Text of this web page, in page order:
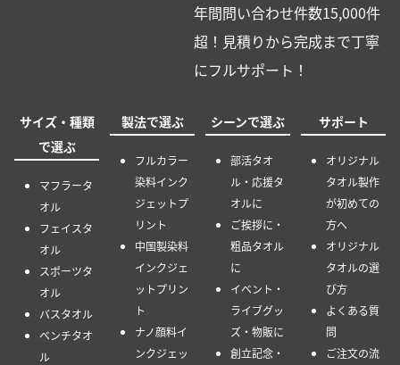
年間問い合わせ件数15,000件
超！見積りから完成まで丁寧
にフルサポート！
サイズ・種類
で選ぶ
マフラータ
オル
フェイスタ
オル
スポーツタ
オル
バスタオル
ベンチタオ
ル
製法で選ぶ
フルカラー
染料インク
ジェットプ
リント
中国製染料
インクジェ
ットプリン
ト
ナノ顔料イ
ンクジェッ
シーンで選ぶ
部活タオ
ル・応援タ
オルに
ご挨拶に・
粗品タオル
に
イベント・
ライブグッ
ズ・物販に
創立記念・
サポート
オリジナル
タオル製作
が初めての
方へ
オリジナル
タオルの選
び方
よくある質
問
ご注文の流